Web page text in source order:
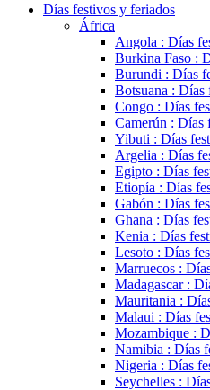
Días festivos y feriados
África
Angola : Días
Burkina Faso :
Burundi : Días
Botsuana : Días
Congo : Días
Camerún : Días
Yibuti : Días
Argelia : Días
Egipto : Días
Etiopía : Días
Gabón : Días
Ghana : Días
Kenia : Días
Lesoto : Días
Marruecos :
Madagascar :
Mauritania :
Malaui : Días
Mozambique :
Namibia : Días
Nigeria : Días
Seychelles :